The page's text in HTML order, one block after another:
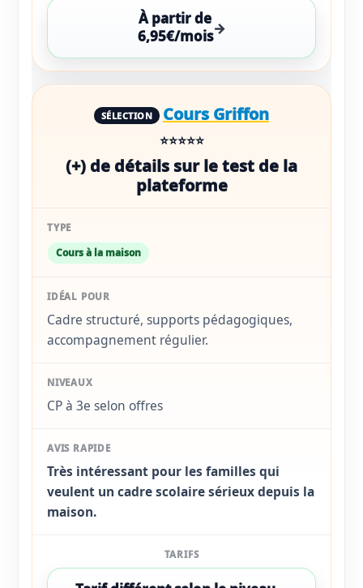
À partir de
6,95€/mois
Cours Griffon
⭐⭐⭐⭐⭐
(+) de détails sur le test de la
plateforme
Cours à la maison
Cadre structuré, supports pédagogiques,
accompagnement régulier.
CP à 3e selon offres
Très intéressant pour les familles qui
veulent un cadre scolaire sérieux depuis la
maison.